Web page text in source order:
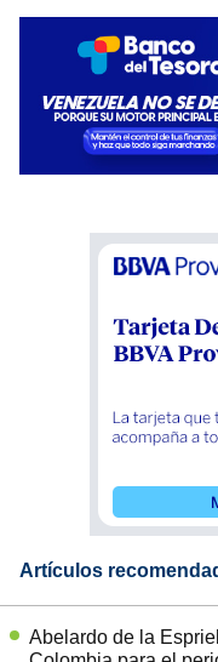
Artículos
Abelardo de la